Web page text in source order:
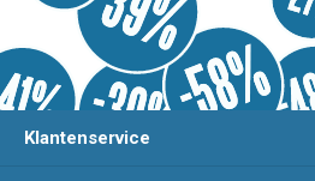
Klantenservice